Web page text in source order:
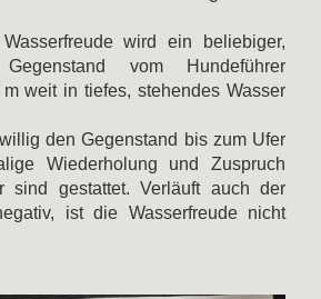
wird ein beliebiger,
Gegenstand vom Hundeführer
weit in tiefes, stehendes Wasser
den Gegenstand bis zum Ufer
Wiederholung und Zuspruch
sind gestattet. Verläuft auch der
ist die Wasserfreude nicht